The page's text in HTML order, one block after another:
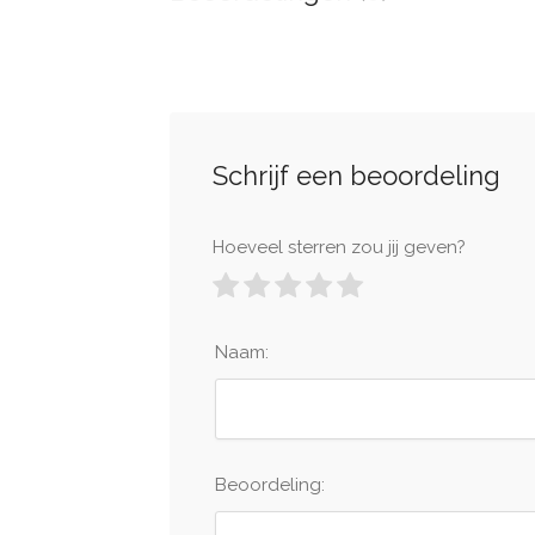
Schrijf een beoordeling
Hoeveel sterren zou jij geven?
Naam:
Beoordeling: